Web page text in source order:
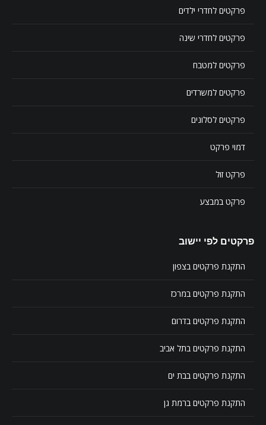
פרקטים לחדרי ילדים
פרקטים לחדרי שינה
פרקטים למטבח
פרקטים למשרדים
פרקטים לסלונים
דמוי פרקט
פרקט זול
פרקט במבצע
פרקטים לפי יישוב
התקנת פרקטים בצפון
התקנת פרקטים במרכז
התקנת פרקטים בדרום
התקנת פרקטים בתל אביב
התקנת פרקטים בבת ים
התקנת פרקטים ברמת גן